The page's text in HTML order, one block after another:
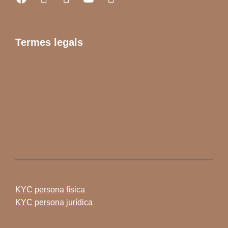
Termes legals
KYC persona física
KYC persona jurídica